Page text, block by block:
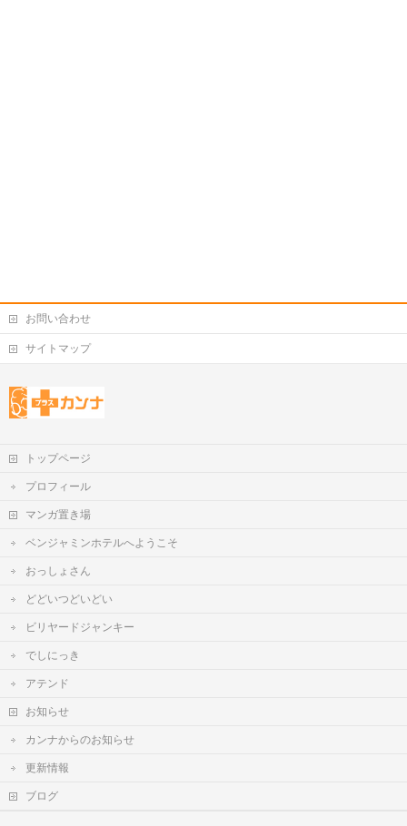
お問い合わせ
サイトマップ
トップページ
プロフィール
マンガ置き場
ベンジャミンホテルへようこそ
おっしょさん
どどいつどいどい
ビリヤードジャンキー
でしにっき
アテンド
お知らせ
カンナからのお知らせ
更新情報
ブログ